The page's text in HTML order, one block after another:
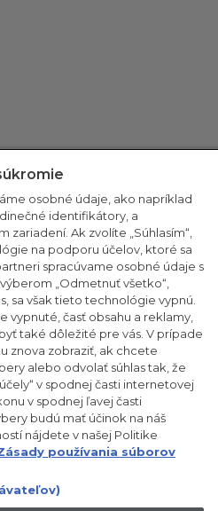
náš newsletter
Jednoosobová spol. s r.o. –
Via Comolli, 57 – 20861 Brugherio
SÍDLA: Via Privata Eden
(MB) a Via Trento č. 20/A-22 –
– Tel.: +39.039.2086.1 – Fax:
imanie 35 000 000,00 € plne
číslo a číslo zápisu v obchodnom
04666310158 – DIČ
obchodnej jednotky: MB-
– Činnosť spoločnosti riadi a
osobné údaje, ako napríklad
identifikátory, a
Ak zvolíte „Súhlasím“,
na podporu účelov, ktoré sa
spracúvame osobné údaje s
„Odmetnuť všetko“,
sa však tieto technológie vypnú.
vypnuté, časť obsahu a reklamy,
také dôležité pre vás. V prípade
znova zobraziť, ak chcete
alebo odvolať súhlas tak, že
v spodnej časti internetovej
v spodnej ľavej časti
budú mať účinok na náš
nájdete v našej Politike
používania súborov